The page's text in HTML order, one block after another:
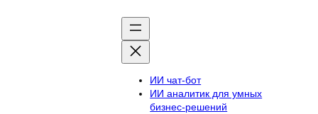
ИИ чат-бот
ИИ аналитик для умных
бизнес-решений